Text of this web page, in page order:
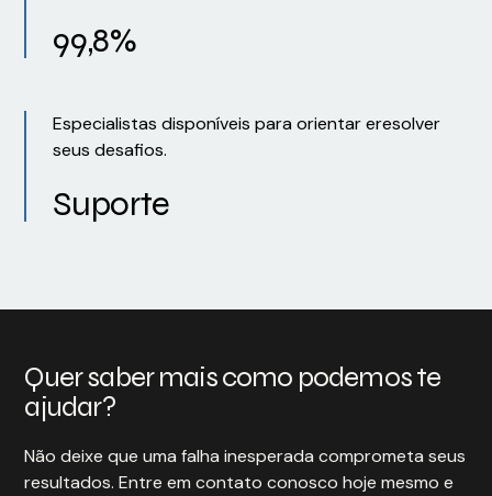
99,8%
Especialistas disponíveis para orientar eresolver
seus desafios.
Suporte
Quer saber mais como podemos te
ajudar?
Não deixe que uma falha inesperada comprometa seus
resultados. Entre em contato conosco hoje mesmo e